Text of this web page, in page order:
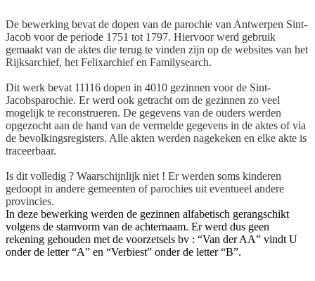
De bewerking bevat de dopen van de parochie van Antwerpen Sint-
Jacob voor de periode 1751 tot 1797. Hiervoor werd gebruik
gemaakt van de aktes die terug te vinden zijn op de websites van het
Rijksarchief, het Felixarchief en Familysearch.
Dit werk bevat 11116 dopen in 4010 gezinnen voor de Sint-
Jacobsparochie. Er werd ook getracht om de gezinnen zo veel
mogelijk te reconstrueren. De gegevens van de ouders werden
opgezocht aan de hand van de vermelde gegevens in de aktes of via
de bevolkingsregisters. Alle akten werden nagekeken en elke akte is
traceerbaar.
Is dit volledig ? Waarschijnlijk niet ! Er werden soms kinderen
gedoopt in andere gemeenten of parochies uit eventueel andere
provincies.
In deze bewerking werden de gezinnen alfabetisch gerangschikt
volgens de stamvorm van de achternaam. Er werd dus geen
rekening gehouden met de voorzetsels bv : “Van der AA” vindt U
onder de letter “A” en “Verbiest” onder de letter “B”.